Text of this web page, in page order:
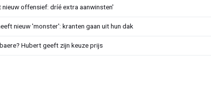
nieuw offensief: dríé extra aanwinsten'
nieuw 'monster': kranten gaan uit hun dak
Hubert geeft zijn keuze prijs